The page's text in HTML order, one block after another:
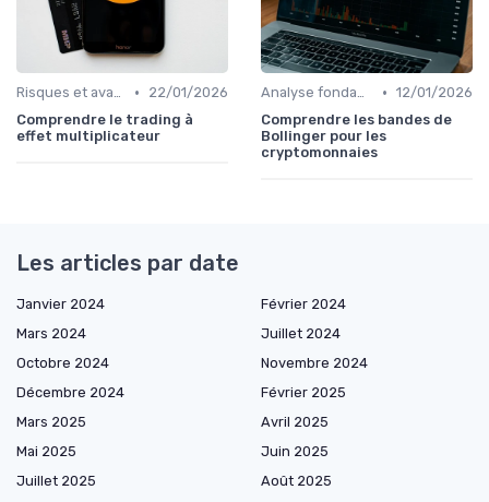
Risques et avantages •
22/01/2026
Comprendre le trading à
effet multiplicateur
Analyse fondamentale et technique • 12/01/2026
Comprendre les bandes de
Bollinger pour les
cryptomonnaies
Les articles par date
Janvier 2024
Février 2024
Mars 2024
Juillet 2024
Octobre 2024
Novembre 2024
Décembre 2024
Février 2025
Mars 2025
Avril 2025
Mai 2025
Juin 2025
Juillet 2025
Août 2025